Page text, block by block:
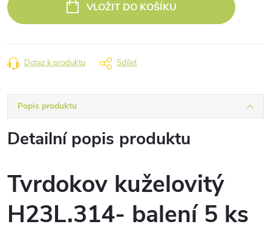
VLOŽIT DO KOŠÍKU
Dotaz k produktu Sdílet
Popis produktu
Detailní popis produktu
Tvrdokov kuželovitý
H23L.314- balení 5 ks